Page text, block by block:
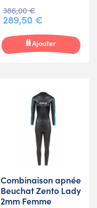
386,00 €
289,50 €
Ajouter
Combinaison apnée
Beuchat Zento Lady
2mm Femme